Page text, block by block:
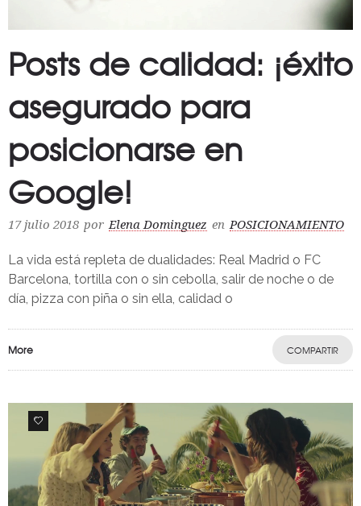
Posts de calidad: ¡éxito
asegurado para
posicionarse en
Google!
17 julio 2018 por Elena Dominguez en POSICIONAMIENTO
La vida está repleta de dualidades: Real Madrid o FC
Barcelona, tortilla con o sin cebolla, salir de noche o de
día, pizza con piña o sin ella, calidad o
More COMPARTIR
0